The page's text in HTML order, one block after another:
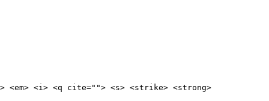
<i> <q cite=""> <s> <strike> <strong>